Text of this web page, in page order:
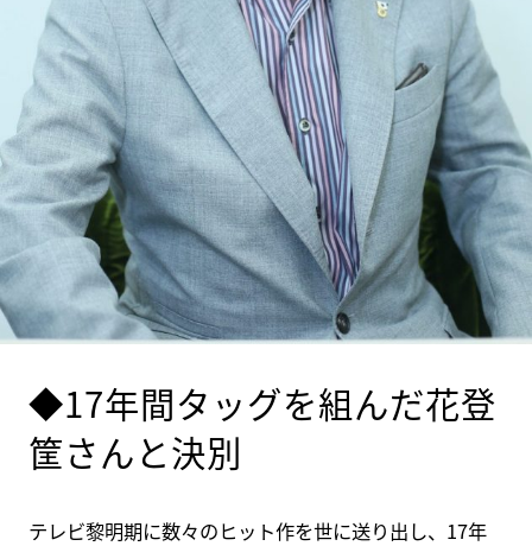
◆17年間タッグを組んだ花登
筐さんと決別
テレビ黎明期に数々のヒット作を世に送り出し、17年